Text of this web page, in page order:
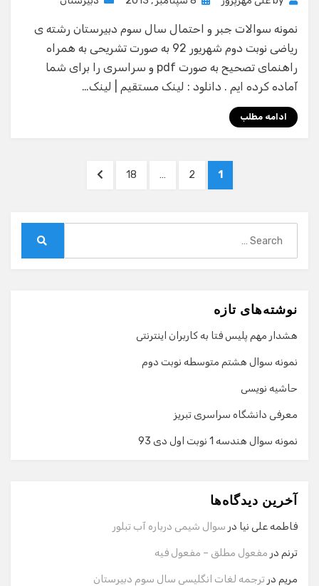
نمونه سوالات جبر و احتمال سال سوم دبیرستان رشته ی
ریاضی نوبت دوم شهریور 92 به صورت تشریحی به همراه
راهنمای تصحیح به صورت pdf و سراسری را برای شما
آماده کرده ایم . دانلود : لینک مستقیم | لینک…
ادامه مطلب
PAGE
1
PAGE
2
…
PAGE
18
NEXT
نوشته‌های تازه
هشدار مهم پلیس فتا به کاربران اینترنتی
نمونه سوال هشتم متوسطه نوبت دوم
حاشیه نویسی
معرفی دانشگاه سراسری تبریز
نمونه سوال هندسه 1 نوبت اول دی 93
آخرین دیدگاه‌ها
فاطمه علی نیا در سوال شیمی درباره آب تبلور
ترنم در مفعول مطلق – مفعول فیه
مریم در ترجمه لغات انگلیسی سال سوم دبیرستان
گفت‌وگو با دستیار هوشمند
سلام! برای شروع گفت‌وگو لطفاً شماره تماس یا ایمیل خود را
وارد کنید.